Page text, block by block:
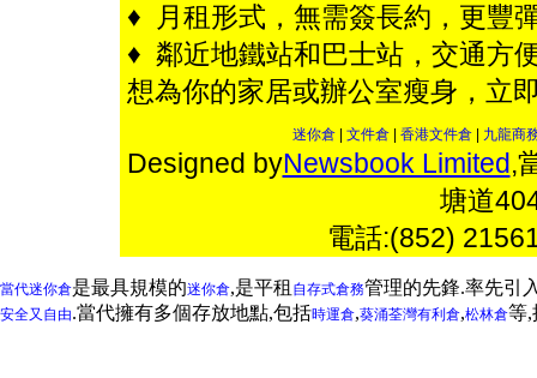
♦ 月租形式，無需簽長約，更豐
♦ 鄰近地鐵站和巴士站，交通方
想為你的家居或辦公室瘦身，立
迷你倉 文件倉 香港文件倉 九龍商
Designed byNewsbook Limited,
塘道
電話:(852)
當代迷你倉是最具規模的迷你倉,是平租 自存式倉務管理的先鋒.率先引
安全又自由.當代擁有多個存放地點,包括時運倉,葵涌荃灣有利倉,松林倉等,